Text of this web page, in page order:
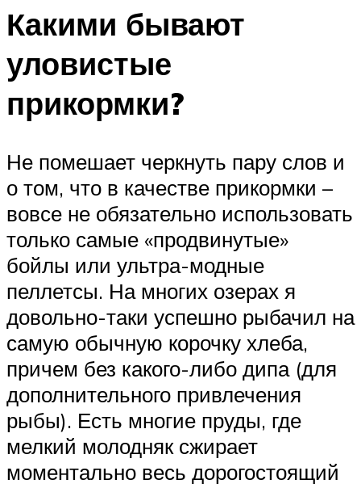
Какими бывают
уловистые
прикормки?
Не помешает черкнуть пару слов и
о том, что в качестве прикормки –
вовсе не обязательно использовать
только самые «продвинутые»
бойлы или ультра-модные
пеллетсы. На многих озерах я
довольно-таки успешно рыбачил на
самую обычную корочку хлеба,
причем без какого-либо дипа (для
дополнительного привлечения
рыбы). Есть многие пруды, где
мелкий молодняк сжирает
моментально весь дорогостоящий